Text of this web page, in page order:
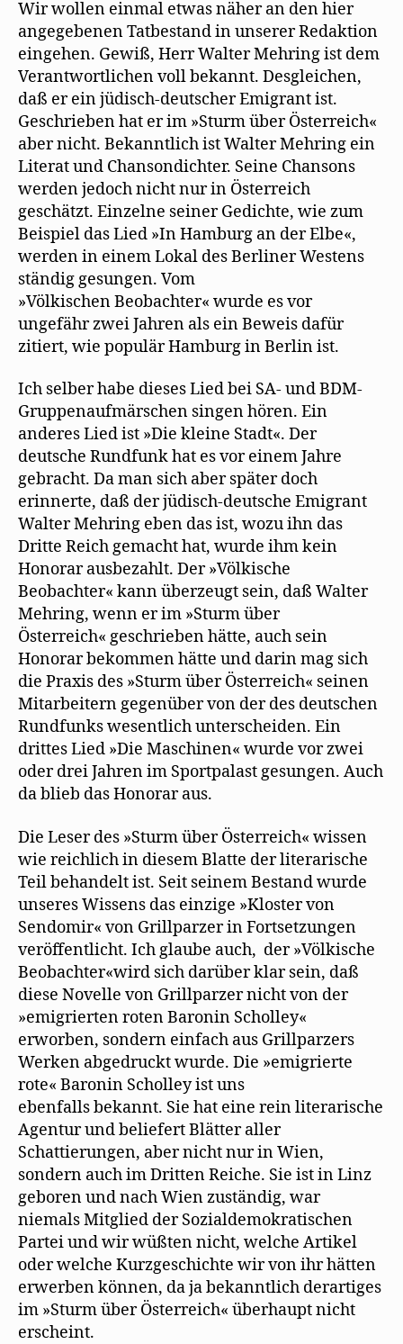
Wir wollen einmal etwas näher an den hier
angegebenen Tatbestand in unserer Redaktion
eingehen. Gewiß, Herr Walter Mehring ist dem
Verantwortlichen voll bekannt. Desgleichen,
daß er ein jüdisch-deutscher Emigrant ist.
Geschrieben hat er im »Sturm über Österreich«
aber nicht. Bekanntlich ist Walter Mehring ein
Literat und Chansondichter. Seine Chansons
werden jedoch nicht nur in Österreich
geschätzt. Einzelne seiner Gedichte, wie zum
Beispiel das Lied »In Hamburg an der Elbe«,
werden in einem Lokal des Berliner Westens
ständig gesungen. Vom
»Völkischen Beobachter« wurde es vor
ungefähr zwei Jahren als ein Beweis dafür
zitiert, wie populär Hamburg in Berlin ist.
Ich selber habe dieses Lied bei SA- und BDM-
Gruppenaufmärschen singen hören. Ein
anderes Lied ist »Die kleine Stadt«. Der
deutsche Rundfunk hat es vor einem Jahre
gebracht. Da man sich aber später doch
erinnerte, daß der jüdisch-deutsche Emigrant
Walter Mehring eben das ist, wozu ihn das
Dritte Reich gemacht hat, wurde ihm kein
Honorar ausbezahlt. Der »Völkische
Beobachter« kann überzeugt sein, daß Walter
Mehring, wenn er im »Sturm über
Österreich« geschrieben hätte, auch sein
Honorar bekommen hätte und darin mag sich
die Praxis des »Sturm über Österreich« seinen
Mitarbeitern gegenüber von der des deutschen
Rundfunks wesentlich unterscheiden. Ein
drittes Lied »Die Maschinen« wurde vor zwei
oder drei Jahren im Sportpalast gesungen. Auch
da blieb das Honorar aus.
Die Leser des »Sturm über Österreich« wissen
wie reichlich in diesem Blatte der literarische
Teil behandelt ist. Seit seinem Bestand wurde
unseres Wissens das einzige »Kloster von
Sendomir« von Grillparzer in Fortsetzungen
veröffentlicht. Ich glaube auch, der »Völkische
Beobachter«wird sich darüber klar sein, daß
diese Novelle von Grillparzer nicht von der
»emigrierten roten Baronin Scholley«
erworben, sondern einfach aus Grillparzers
Werken abgedruckt wurde. Die »emigrierte
rote« Baronin Scholley ist uns
ebenfalls bekannt. Sie hat eine rein literarische
Agentur und beliefert Blätter aller
Schattierungen, aber nicht nur in Wien,
sondern auch im Dritten Reiche. Sie ist in Linz
geboren und nach Wien zuständig, war
niemals Mitglied der Sozialdemokratischen
Partei und wir wüßten nicht, welche Artikel
oder welche Kurzgeschichte wir von ihr hätten
erwerben können, da ja bekanntlich derartiges
im »Sturm über Österreich« überhaupt nicht
erscheint.